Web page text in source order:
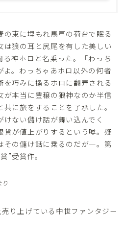
の束に埋もれ馬車の荷台で眠る
は狼の耳と尻尾を有した美しい
る神ホロと名乗った。「わっち
よ。わっちゃあホロ以外の何者
を巧みに操るホロに翻弄される
が本当に豊穣の狼神なのか半信
に旅をすることを了承した。
ない儲け話が舞い込んでく
貨が値上がりするという噂。疑
その儲け話に乗るのだが―。第
”受賞作。
り
り上げている中世ファンタジー